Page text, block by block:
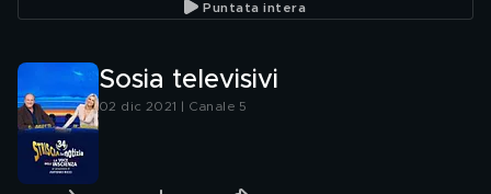
Puntata intera
Sosia televisivi
02 dic 2021 | Canale 5